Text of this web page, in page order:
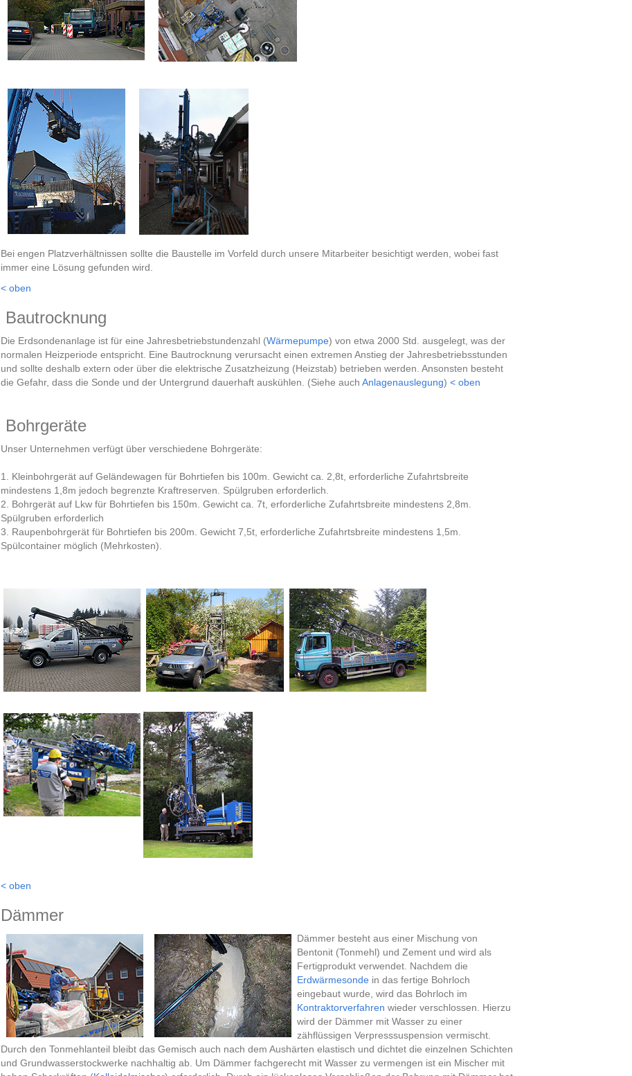
Bei engen Platzverhältnissen sollte die Baustelle im Vorfeld durch unsere Mitarbeiter besichtigt werden, wobei fast
immer eine Lösung gefunden wird.
< oben
Bautrocknung
Die Erdsondenanlage ist für eine Jahresbetriebstundenzahl (Wärmepumpe) von etwa 2000 Std. ausgelegt, was der
normalen Heizperiode entspricht. Eine Bautrocknung verursacht einen extremen Anstieg der Jahresbetriebsstunden
und sollte deshalb extern oder über die elektrische Zusatzheizung (Heizstab) betrieben werden. Ansonsten besteht
die Gefahr, dass die Sonde und der Untergrund dauerhaft auskühlen. (Siehe auch Anlagenauslegung) < oben
Bohrgeräte
Unser Unternehmen verfügt über verschiedene Bohrgeräte:
1. Kleinbohrgerät auf Geländewagen für Bohrtiefen bis 100m. Gewicht ca. 2,8t, erforderliche Zufahrtsbreite
mindestens 1,8m jedoch begrenzte Kraftreserven. Spülgruben erforderlich.
2. Bohrgerät auf Lkw für Bohrtiefen bis 150m. Gewicht ca. 7t, erforderliche Zufahrtsbreite mindestens 2,8m.
Spülgruben erforderlich
3. Raupenbohrgerät für Bohrtiefen bis 200m. Gewicht 7,5t, erforderliche Zufahrtsbreite mindestens 1,5m.
Spülcontainer möglich (Mehrkosten).
< oben
Dämmer
Dämmer besteht aus einer Mischung von
Bentonit (Tonmehl) und Zement und wird als
Fertigprodukt verwendet. Nachdem die
Erdwärmesonde in das fertige Bohrloch
eingebaut wurde, wird das Bohrloch im
Kontraktorverfahren wieder verschlossen. Hierzu
wird der Dämmer mit Wasser zu einer
zähflüssigen Verpresssuspension vermischt.
Durch den Tonmehlanteil bleibt das Gemisch auch nach dem Aushärten elastisch und dichtet die einzelnen Schichten
und Grundwasserstockwerke nachhaltig ab. Um Dämmer fachgerecht mit Wasser zu vermengen ist ein Mischer mit